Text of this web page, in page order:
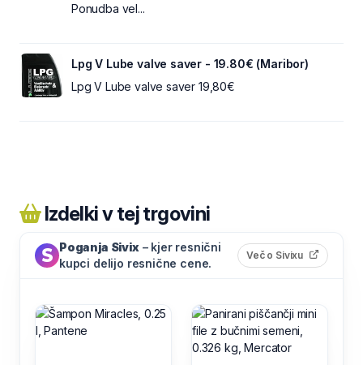
Ponudba vel...
Lpg V Lube valve saver - 19.80€ (Maribor)
Lpg V Lube valve saver 19,80€
Izdelki v tej trgovini
Poganja Sivix – kjer resnični
kupci delijo resnične cene.
Več o Sivixu (odpre